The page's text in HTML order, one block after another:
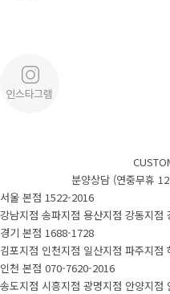
분양상담 (연중무휴
서울 본점 1522-2016
강남지점 송파지점 용산지점 강동지점
경기 본점 1688-1728
김포지점 인천지점 일산지점 파주지점
인천 본점 070-7620-2016
송도지점 시흥지점 광명지점 안양지점